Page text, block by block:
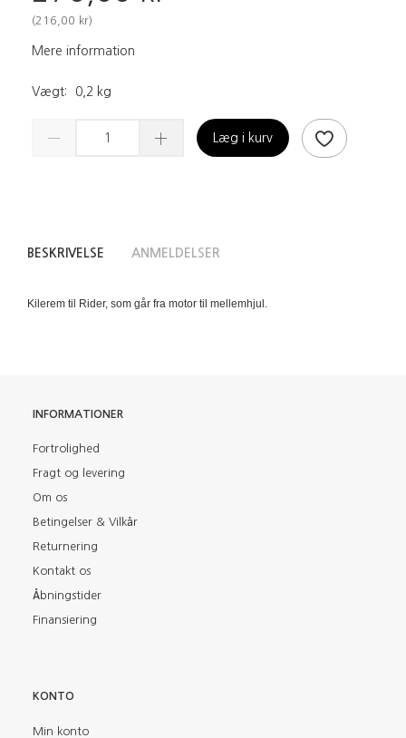
(216,00 kr)
Mere information
Vægt: 0,2 kg
Læg i kurv
BESKRIVELSE ANMELDELSER
Kilerem til Rider, som går fra motor til mellemhjul.
INFORMATIONER
Fortrolighed
Fragt og levering
Om os
Betingelser & Vilkår
Returnering
Kontakt os
Åbningstider
Finansiering
KONTO
Min konto